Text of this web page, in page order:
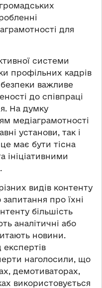
для
системи
профільних кадрів
важливе
до співпраці
На думку
медіаграмотності
установи, так і
це має бути тісна
ініціативними
видів контенту
про їхні
більшість
аналітичні або
новини.
наголосили, що
демотиваторах,
використовується